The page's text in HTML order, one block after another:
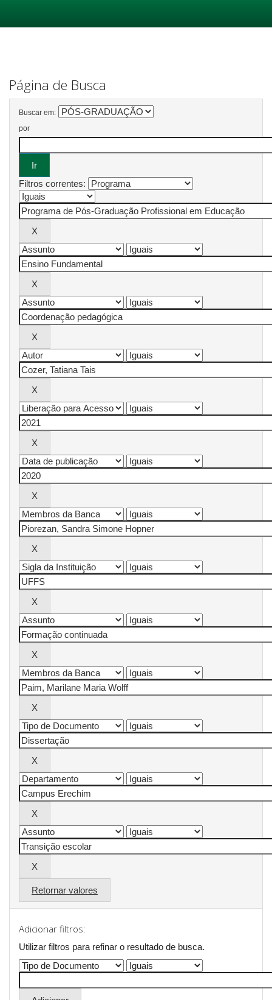
Página de Busca
Buscar em:
por
Filtros correntes:
Retornar valores
Adicionar filtros:
Utilizar filtros para refinar o resultado de busca.